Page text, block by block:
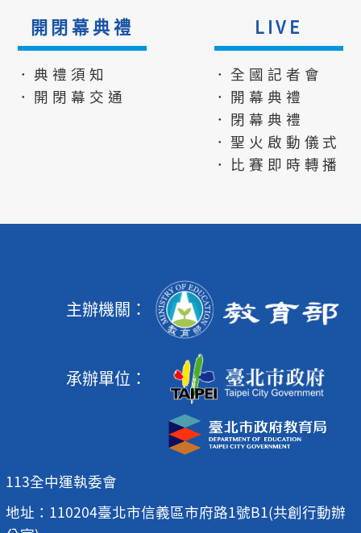
開閉幕典禮
．典禮須知
．開閉幕交通
LIVE
．全國記者會
．開幕典禮
．閉幕典禮
．聖火啟動儀式
．比賽即時轉播
主辦機關：
承辦單位：
113全中運執委會
地址：110204臺北市信義區市府路1號B1(共創行動辦